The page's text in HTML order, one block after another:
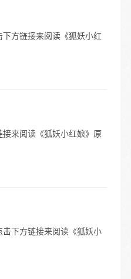
方链接来阅读《狐妖小红
来阅读《狐妖小红娘》原
下方链接来阅读《狐妖小